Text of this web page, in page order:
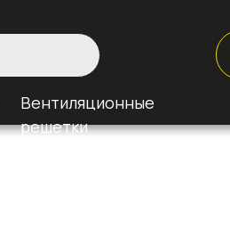
Вентиляционные
решетки